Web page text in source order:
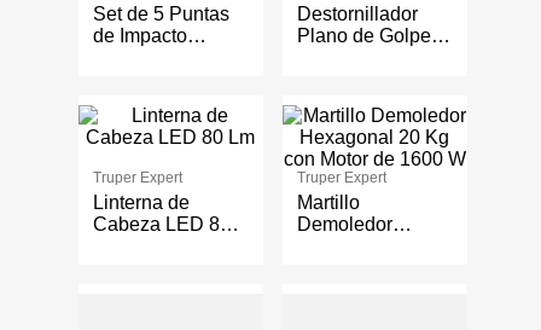
Set de 5 Puntas
de Impacto
Destornillador
Plano de Golpe
Truper Expert
Linterna de
Cabeza LED 80
Truper Expert
Martillo
Demoledor